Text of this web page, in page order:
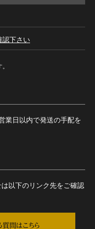
認下さい
業日以内で発送の手配を
以下のリンク先をご確認
質問はこちら